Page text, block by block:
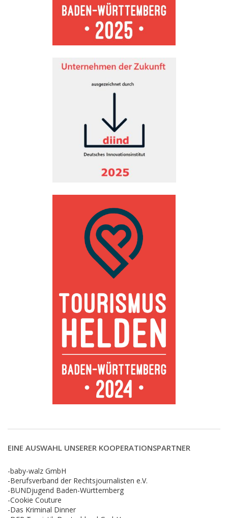
EINE AUSWAHL UNSERER KOOPERATIONSPARTNER
-baby-walz GmbH
-Berufsverband der Rechtsjournalisten e.V.
-BUNDjugend Baden-Württemberg
-Cookie Couture
-Das Kriminal Dinner